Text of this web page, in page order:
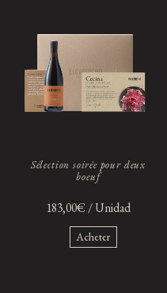
Sélection soirée pour deux
boeuf
183,00€ / Unidad
Acheter